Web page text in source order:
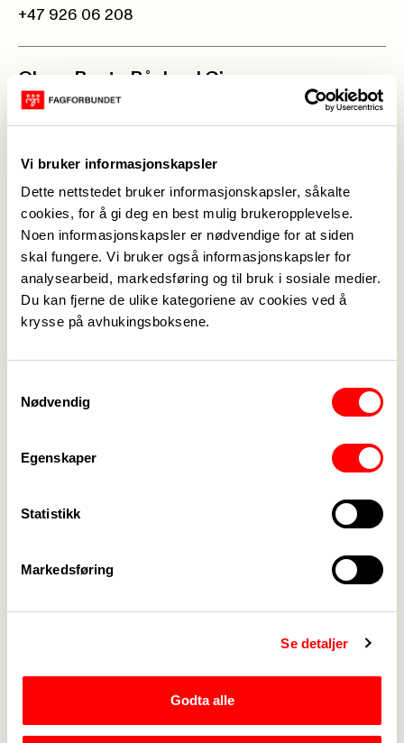
Vi bruker informasjonskapsler
Dette nettstedet bruker informasjonskapsler, såkalte
cookies, for å gi deg en best mulig brukeropplevelse.
Noen informasjonskapsler er nødvendige for at siden
skal fungere. Vi bruker også informasjonskapsler for
analysearbeid, markedsføring og til bruk i sosiale medier.
Du kan fjerne de ulike kategoriene av cookies ved å
krysse på avhukingsboksene.
Nødvendig
Egenskaper
Statistikk
Markedsføring
Se detaljer
Godta alle
+47 926 06 208
Olaug Bente Båsland Gjermones
Leder yrkesseksjon kirke, kultur og oppvekst
obentegjermones@hotmail.com
Geir Berge
Leder yrkesseksjon samferdsel og teknisk
geir_berge@hotmail.com
+47 957 35 306
Olaf.sundstol.moe@vabb.no
Styremedlem
+47 416 97 063
knut-arne@eikaas.net